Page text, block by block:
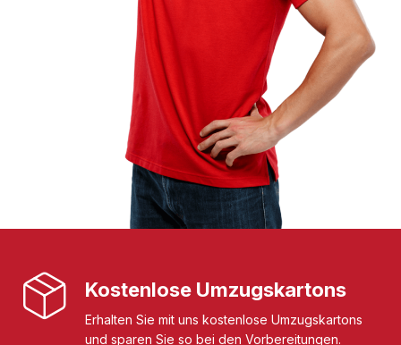
Kostenlose Umzugskartons
Erhalten Sie mit uns kostenlose Umzugskartons
und sparen Sie so bei den Vorbereitungen.